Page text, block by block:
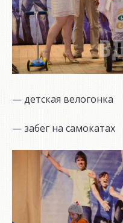
— детская велогонка
— забег на самокатах